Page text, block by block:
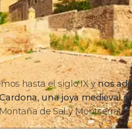
hasta el siglo IX ynos
una joya medieval
de Sal y Montserrat!